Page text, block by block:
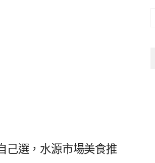
己選，水源市場美食推